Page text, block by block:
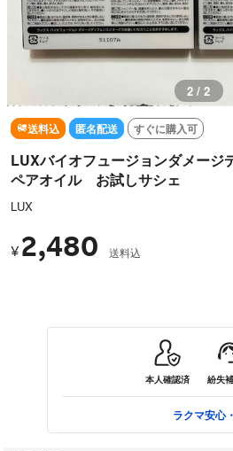
2 / 2
送料込 匿名配送 すぐに購入可
LUXバイオフュージョンダメージ
ペアオイル お試しサシェ
LUX
¥ 2,480 送料込
本人確認済 紛失
ラクマ安心